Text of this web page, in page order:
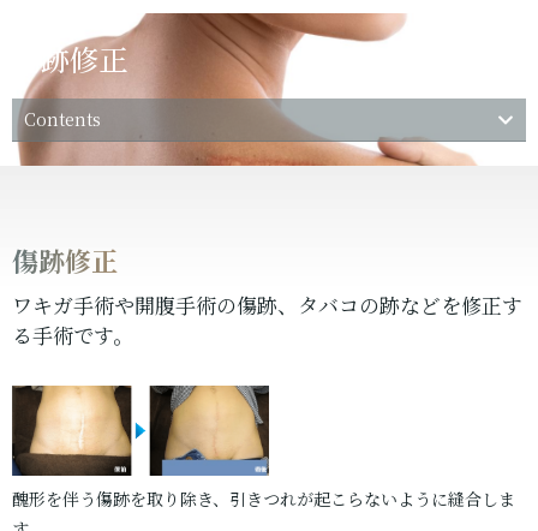
傷跡修正
Contents
傷跡修正
ワキガ手術や開腹手術の傷跡、タバコの跡などを修正す
る手術です。
醜形を伴う傷跡を取り除き、引きつれが起こらないように縫合しま